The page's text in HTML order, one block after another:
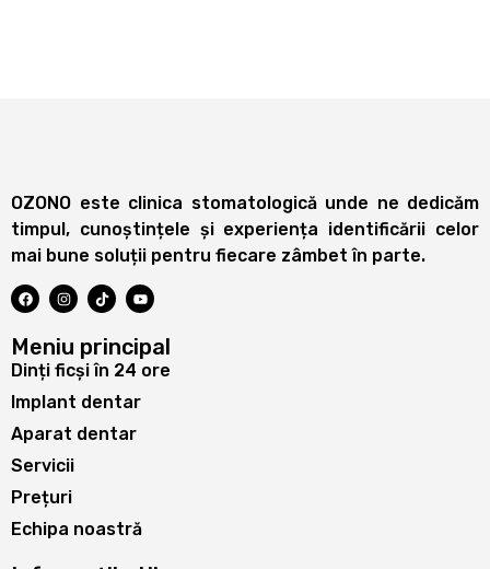
OZONO este clinica stomatologică unde ne dedicăm
timpul, cunoștințele și experiența identificării celor
mai bune soluții pentru fiecare zâmbet în parte.
Meniu principal
Dinți ficși în 24 ore
Implant dentar
Aparat dentar
Servicii
Prețuri
Echipa noastră